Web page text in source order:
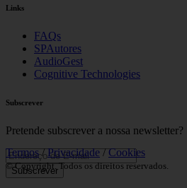
Links
FAQs
SPAutores
AudioGest
Cognitive Technologies
Subscrever
Pretende subscrever a nossa newsletter?
Subscrever
Termos/Privacidade/Cookies
© Copyright. Todos os direitos reservados.